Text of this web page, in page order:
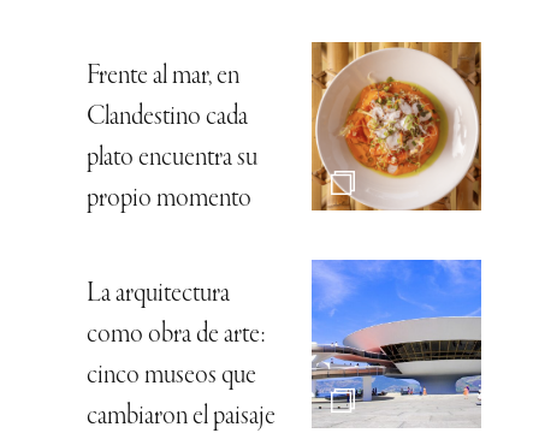
Frente al mar, en
Clandestino cada
plato encuentra su
propio momento
La arquitectura
como obra de arte:
cinco museos que
cambiaron el paisaje